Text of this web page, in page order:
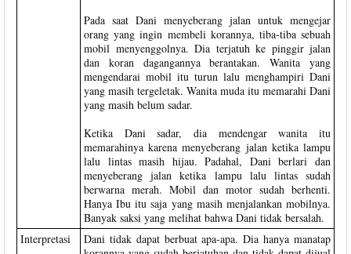
Pada saat Dani menyeberang jalan untuk mengejar
orang yang ingin membeli korannya, tiba-tiba sebuah
mobil menyenggolnya. Dia terjatuh ke pinggir jalan
dan koran dagangannya berantakan. Wanita yang
mengendarai mobil itu turun lalu menghampiri Dani
yang masih tergeletak. Wanita muda itu memarahi Dani
yang masih belum sadar.
Ketika Dani sadar, dia mendengar wanita itu
memarahinya karena menyeberang jalan ketika lampu
lalu lintas masih hijau. Padahal, Dani berlari dan
menyeberang jalan ketika lampu lalu lintas sudah
berwarna merah. Mobil dan motor sudah berhenti.
Hanya Ibu itu saja yang masih menjalankan mobilnya.
Banyak saksi yang melihat bahwa Dani tidak bersalah.
Interpretasi
Dani tidak dapat berbuat apa-apa. Dia hanya manatap